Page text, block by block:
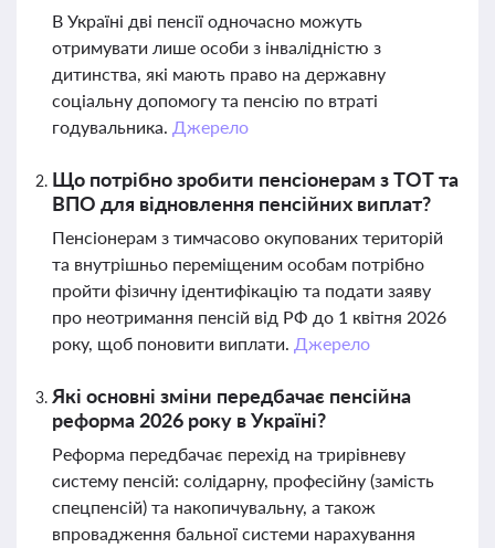
В Україні дві пенсії одночасно можуть
отримувати лише особи з інвалідністю з
дитинства, які мають право на державну
соціальну допомогу та пенсію по втраті
годувальника. Джерело
Що потрібно зробити пенсіонерам з ТОТ та
ВПО для відновлення пенсійних виплат?
Пенсіонерам з тимчасово окупованих територій
та внутрішньо переміщеним особам потрібно
пройти фізичну ідентифікацію та подати заяву
про неотримання пенсій від РФ до 1 квітня 2026
року, щоб поновити виплати. Джерело
Які основні зміни передбачає пенсійна
реформа 2026 року в Україні?
Реформа передбачає перехід на трирівневу
систему пенсій: солідарну, професійну (замість
спецпенсій) та накопичувальну, а також
впровадження бальної системи нарахування